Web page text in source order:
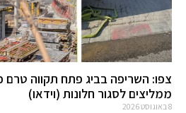
צפו: השריפה בביג פתח תקווה טרם
ממליצים לסגור חלונות (וידאו)
8 באוגוסט 2026